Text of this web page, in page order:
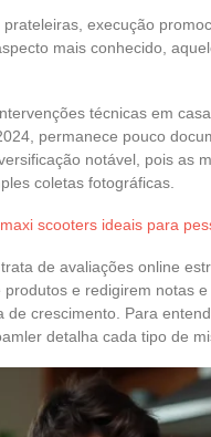
execução
mais conhecido,
técnicas em
permanece pouco
notável, pois as
coletas fotográficas.
scooters ideais para
de avaliações online
e redigirem notas
de crescimento. Para
detalha cada tipo de